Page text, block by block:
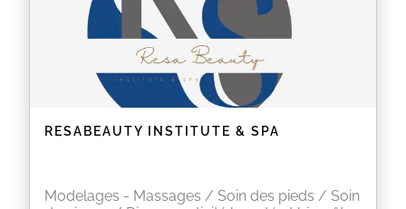
RESABEAUTY INSTITUTE & SPA
Modelages - Massages / Soin des pieds / Soin